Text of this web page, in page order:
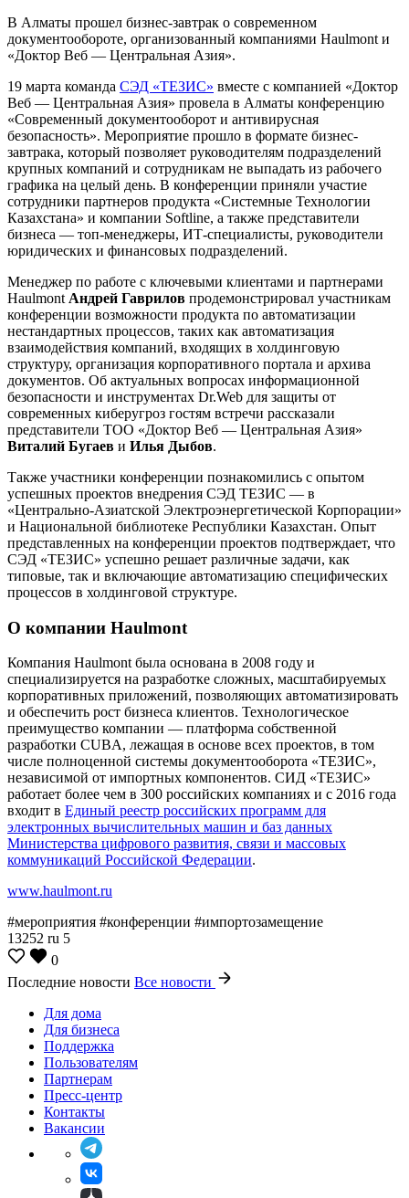
В Алматы прошел бизнес-завтрак о современном
документообороте, организованный компаниями Haulmont и
«Доктор Веб — Центральная Азия».
19 марта команда СЭД «ТЕЗИС» вместе с компанией «Доктор
Веб — Центральная Азия» провела в Алматы конференцию
«Современный документооборот и антивирусная
безопасность». Мероприятие прошло в формате бизнес-
завтрака, который позволяет руководителям подразделений
крупных компаний и сотрудникам не выпадать из рабочего
графика на целый день. В конференции приняли участие
сотрудники партнеров продукта «Системные Технологии
Казахстана» и компании Softline, а также представители
бизнеса — топ-менеджеры, ИТ-специалисты, руководители
юридических и финансовых подразделений.
Менеджер по работе с ключевыми клиентами и партнерами
Haulmont Андрей Гаврилов продемонстрировал участникам
конференции возможности продукта по автоматизации
нестандартных процессов, таких как автоматизация
взаимодействия компаний, входящих в холдинговую
структуру, организация корпоративного портала и архива
документов. Об актуальных вопросах информационной
безопасности и инструментах Dr.Web для защиты от
современных киберугроз гостям встречи рассказали
представители ТОО «Доктор Веб — Центральная Азия»
Виталий Бугаев и Илья Дыбов.
Также участники конференции познакомились с опытом
успешных проектов внедрения СЭД ТЕЗИС — в
«Центрально-Азиатской Электроэнергетической Корпорации»
и Национальной библиотеке Республики Казахстан. Опыт
представленных на конференции проектов подтверждает, что
СЭД «ТЕЗИС» успешно решает различные задачи, как
типовые, так и включающие автоматизацию специфических
процессов в холдинговой структуре.
О компании Haulmont
Компания Haulmont была основана в 2008 году и
специализируется на разработке сложных, масштабируемых
корпоративных приложений, позволяющих автоматизировать
и обеспечить рост бизнеса клиентов. Технологическое
преимущество компании — платформа собственной
разработки CUBA, лежащая в основе всех проектов, в том
числе полноценной системы документооборота «ТЕЗИС»,
независимой от импортных компонентов. СИД «ТЕЗИС»
работает более чем в 300 российских компаниях и с 2016 года
входит в Единый реестр российских программ для
электронных вычислительных машин и баз данных
Министерства цифрового развития, связи и массовых
коммуникаций Российской Федерации.
www.haulmont.ru
#мероприятия #конференции #импортозамещение
13252 ru 5
0
Последние новости Все новости
Для дома
Для бизнеса
Поддержка
Пользователям
Партнерам
Пресс-центр
Контакты
Вакансии